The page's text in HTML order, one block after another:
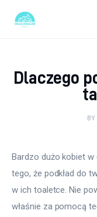
Turystyka
Uroda
Zdrowie
Dlaczego
BY
Bardzo dużo kobiet
tego, że podkład do
w ich toaletce. Nie
właśnie za pomocą